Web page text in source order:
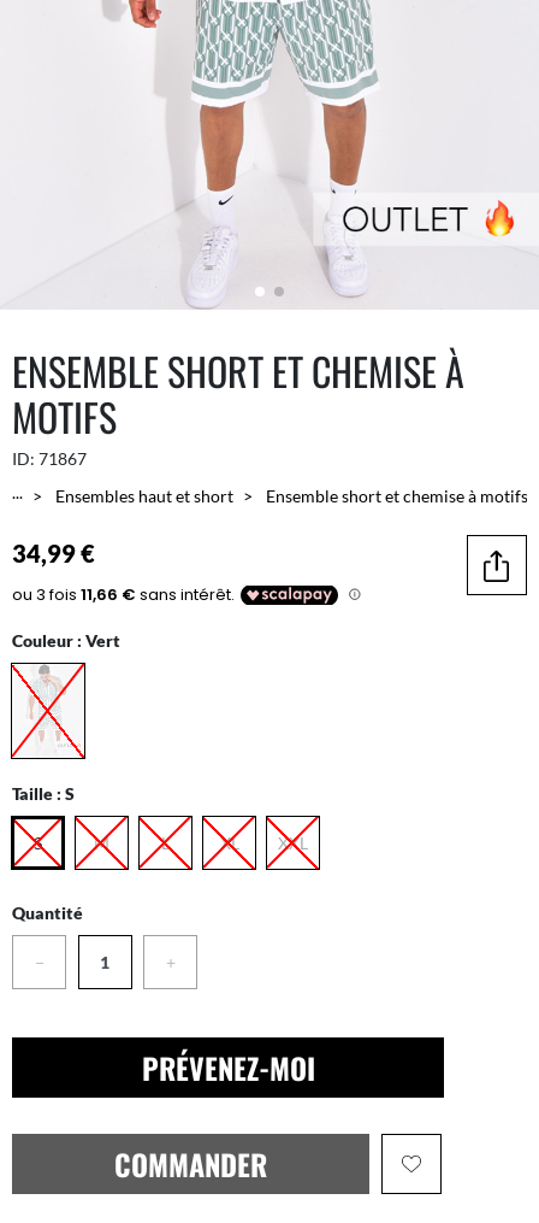
ENSEMBLE SHORT ET CHEMISE À
MOTIFS
ID: 71867
...
Ensembles haut et short Ensemble short et chemise à motifs
34,99 €
Couleur : Vert
Taille : S
S M L XL XXL
Quantité
− +
PRÉVENEZ-MOI
COMMANDER